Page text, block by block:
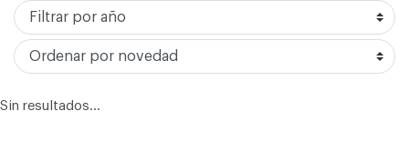
Sin resultados...